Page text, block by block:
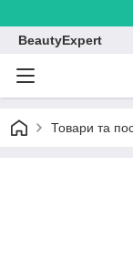
BeautyExpert
Товари та